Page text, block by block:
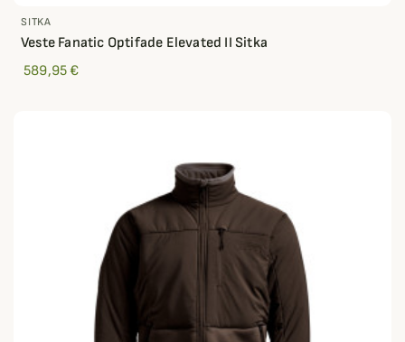
SITKA
Veste Fanatic Optifade Elevated II Sitka
589,95 €